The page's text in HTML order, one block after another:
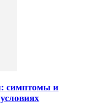
симптомы и